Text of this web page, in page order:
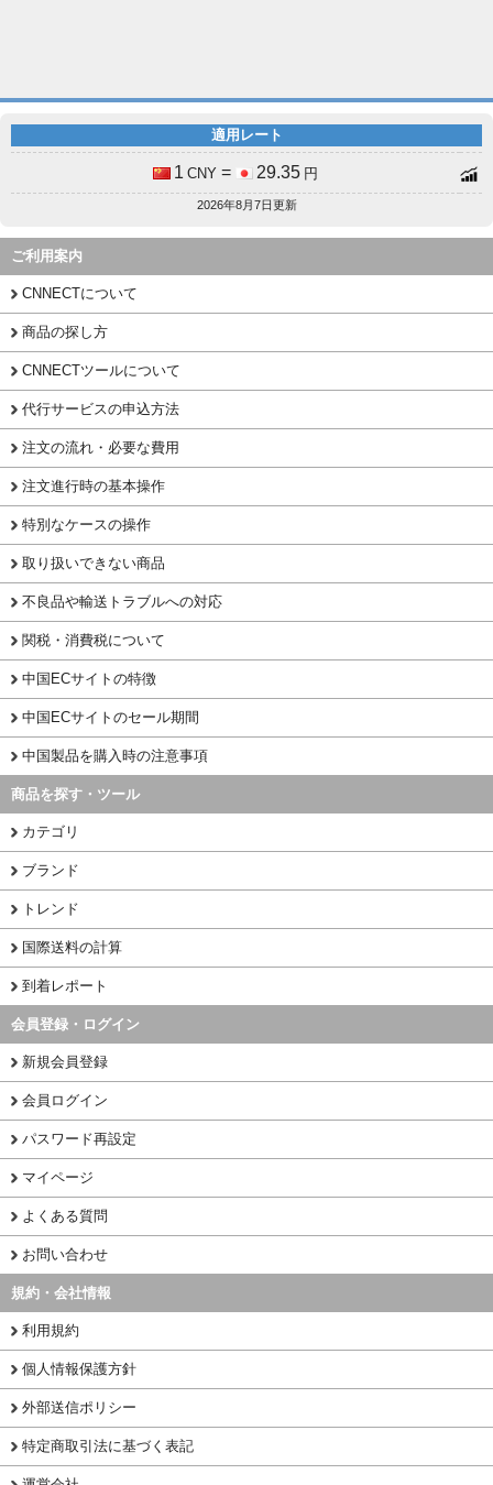
適用レート
1 CNY = 29.35 円
2026年8月7日更新
ご利用案内
CNNECTについて
商品の探し方
CNNECTツールについて
代行サービスの申込方法
注文の流れ・必要な費用
注文進行時の基本操作
特別なケースの操作
取り扱いできない商品
不良品や輸送トラブルへの対応
関税・消費税について
中国ECサイトの特徴
中国ECサイトのセール期間
中国製品を購入時の注意事項
商品を探す・ツール
カテゴリ
ブランド
トレンド
国際送料の計算
到着レポート
会員登録・ログイン
新規会員登録
会員ログイン
パスワード再設定
マイページ
よくある質問
お問い合わせ
規約・会社情報
利用規約
個人情報保護方針
外部送信ポリシー
特定商取引法に基づく表記